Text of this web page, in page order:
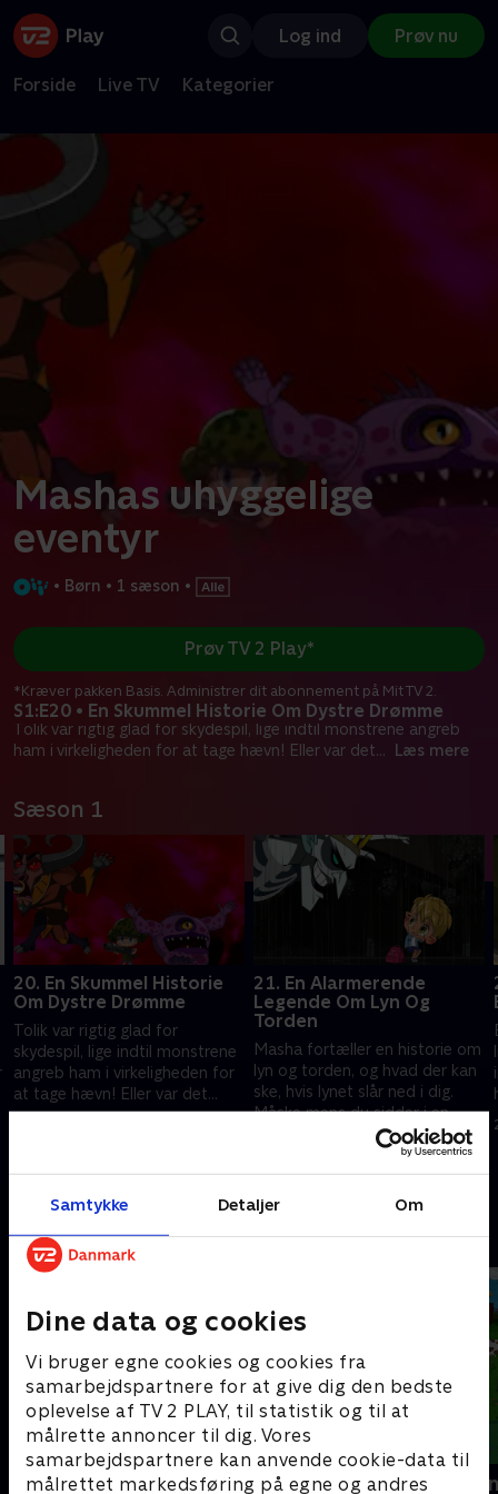
Samtykke Detaljer Om
Dine data og cookies
Vi bruger egne cookies og cookies fra
samarbejdspartnere for at give dig den bedste
oplevelse af TV 2 PLAY, til statistik og til at
målrette annoncer til dig. Vores
samarbejdspartnere kan anvende cookie-data til
målrettet markedsføring på egne og andres
Log ind Prøv nu
Forside Live TV Kategorier
Mashas uhyggelige
eventyr
• Børn • 1 sæson •
S1:E20 • En Skummel Historie Om Dystre Drømme
Tolik var rigtig glad for skydespil, lige indtil monstrene angreb
ham i virkeligheden for at tage hævn! Eller var det... Læs mere
Prøv TV 2 Play*
*Kræver pakken Basis. Administrer dit abonnement på Mit TV 2.
Sæson 1
20. En Skummel Historie
Om Dystre Drømme
Tolik var rigtig glad for
skydespil, lige indtil monstrene
angreb ham i virkeligheden for
at tage hævn! Eller var det
bare en drøm? Vi må se!.
21. En Alarmerende
Legende Om Lyn Og
Torden
Masha fortæller en historie om
lyn og torden, og hvad der kan
ske, hvis lynet slår ned i dig.
Måske mens du sidder i en
abrikossodavand?.
27. marts 2023 • 5 min
Andre så også
Masha og bjørnen Mashas